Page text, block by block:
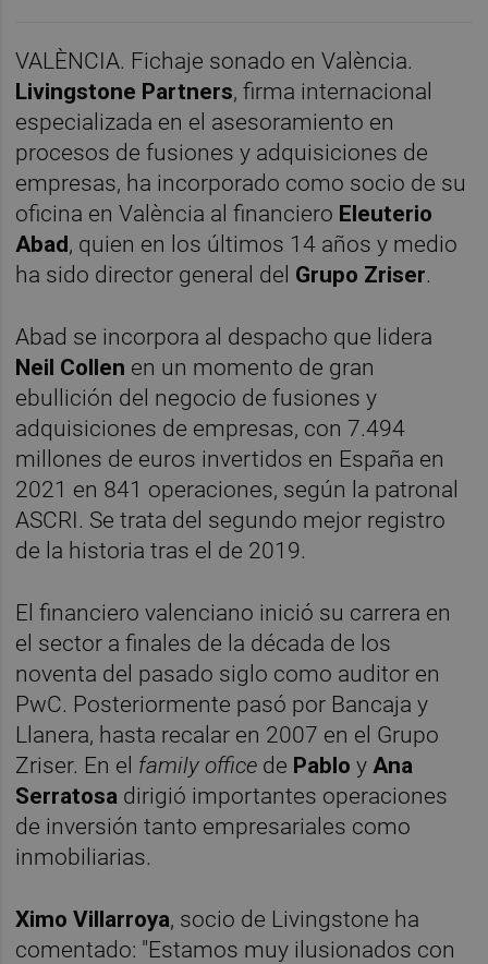
VALÈNCIA. Fichaje sonado en València.
Livingstone Partners, firma internacional
especializada en el asesoramiento en
procesos de fusiones y adquisiciones de
empresas, ha incorporado como socio de su
oficina en València al financiero Eleuterio
Abad, quien en los últimos 14 años y medio
ha sido director general del Grupo Zriser.
Abad se incorpora al despacho que lidera
Neil Collen en un momento de gran
ebullición del negocio de fusiones y
adquisiciones de empresas, con 7.494
millones de euros invertidos en España en
2021 en 841 operaciones, según la patronal
ASCRI. Se trata del segundo mejor registro
de la historia tras el de 2019.
El financiero valenciano inició su carrera en
el sector a finales de la década de los
noventa del pasado siglo como auditor en
PwC. Posteriormente pasó por Bancaja y
Llanera, hasta recalar en 2007 en el Grupo
Zriser. En el family office de Pablo yAna
Serratosa dirigió importantes operaciones
de inversión tanto empresariales como
inmobiliarias.
Ximo Villarroya, socio de Livingstone ha
comentado: "Estamos muy ilusionados con